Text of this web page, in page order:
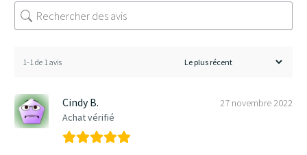
1-1 de 1 avis
Cindy B.
Achat vérifié
27 novembre 2022